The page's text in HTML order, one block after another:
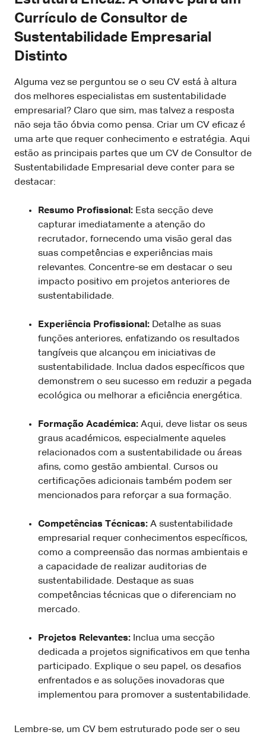
Currículo de Consultor de
Sustentabilidade Empresarial
Distinto
Alguma vez se perguntou se o seu CV está à altura
dos melhores especialistas em sustentabilidade
empresarial? Claro que sim, mas talvez a resposta
não seja tão óbvia como pensa. Criar um CV eficaz é
uma arte que requer conhecimento e estratégia. Aqui
estão as principais partes que um CV de Consultor de
Sustentabilidade Empresarial deve conter para se
destacar:
Resumo Profissional: Esta secção deve
capturar imediatamente a atenção do
recrutador, fornecendo uma visão geral das
suas competências e experiências mais
relevantes. Concentre-se em destacar o seu
impacto positivo em projetos anteriores de
sustentabilidade.
Experiência Profissional: Detalhe as suas
funções anteriores, enfatizando os resultados
tangíveis que alcançou em iniciativas de
sustentabilidade. Inclua dados específicos que
demonstrem o seu sucesso em reduzir a pegada
ecológica ou melhorar a eficiência energética.
Formação Académica: Aqui, deve listar os seus
graus académicos, especialmente aqueles
relacionados com a sustentabilidade ou áreas
afins, como gestão ambiental. Cursos ou
certificações adicionais também podem ser
mencionados para reforçar a sua formação.
Competências Técnicas: A sustentabilidade
empresarial requer conhecimentos específicos,
como a compreensão das normas ambientais e
a capacidade de realizar auditorias de
sustentabilidade. Destaque as suas
competências técnicas que o diferenciam no
mercado.
Projetos Relevantes: Inclua uma secção
dedicada a projetos significativos em que tenha
participado. Explique o seu papel, os desafios
enfrentados e as soluções inovadoras que
implementou para promover a sustentabilidade.
Lembre-se, um CV bem estruturado pode ser o seu